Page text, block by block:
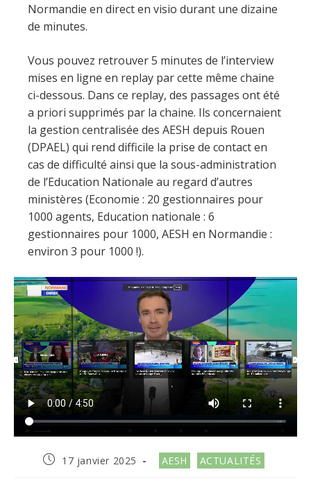
Normandie en direct en visio durant une dizaine
de minutes.
Vous pouvez retrouver 5 minutes de l’interview
mises en ligne en replay par cette même chaine
ci-dessous. Dans ce replay, des passages ont été
a priori supprimés par la chaine. Ils concernaient
la gestion centralisée des AESH depuis Rouen
(DPAEL) qui rend difficile la prise de contact en
cas de difficulté ainsi que la sous-administration
de l’Education Nationale au regard d’autres
ministères (Economie : 20 gestionnaires pour
1000 agents, Education nationale : 6
gestionnaires pour 1000, AESH en Normandie :
environ 3 pour 1000 !).
Publication
17 janvier 2025
Post
category:
AESH ACTUALITÉS